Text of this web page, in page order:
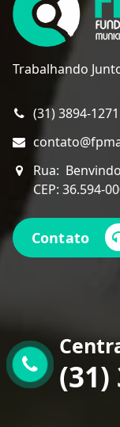
Trabalhando
(31) 3894-1271
Rua:
CEP: 36.594-
Contato
(31)